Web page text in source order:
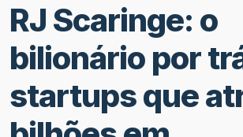
RJ Scaringe: o
bilionário por
startups que